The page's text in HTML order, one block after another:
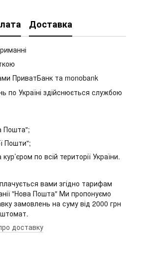
Доставка
ПриватБанк та monobank
по Україні здійснюється службою
Пошта";
Пошти";
по всій території України.
вами згідно тарифам
"Нова Пошта" Ми пропонуємо
замовлень на суму від 2000 грн
доставку